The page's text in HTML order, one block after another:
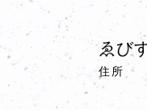
ゑび
住所